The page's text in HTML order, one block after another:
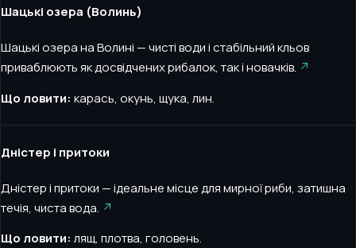
Шацькі озера (Волинь)
Шацькі озера на Волині — чисті води і стабільний кльов
приваблюють як досвідчених рибалок, так і новачків.
Що ловити: карась, окунь, щука, лин.
Дністер і притоки
Дністер і притоки — ідеальне місце для мирної риби, затишна
течія, чиста вода.
Що ловити: лящ, плотва, головень.